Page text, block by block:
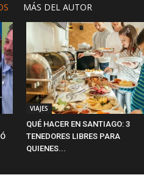
MÁS DEL AUTOR
VIAJES
QUÉ HACER EN SANTIAGO: 3
TENEDORES LIBRES PARA
QUIENES...